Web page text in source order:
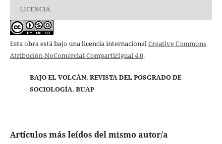
LICENCIA
Esta obra está bajo una licencia internacionalCreative Commons
Atribución-NoComercial-CompartirIgual 4.0.
BAJO EL VOLCÁN. REVISTA DEL POSGRADO DE
SOCIOLOGÍA. BUAP
Artículos más leídos del mismo autor/a